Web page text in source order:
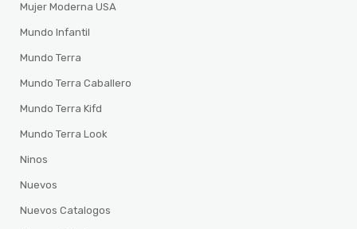
Mujer Moderna USA
Mundo Infantil
Mundo Terra
Mundo Terra Caballero
Mundo Terra Kifd
Mundo Terra Look
Ninos
Nuevos
Nuevos Catalogos